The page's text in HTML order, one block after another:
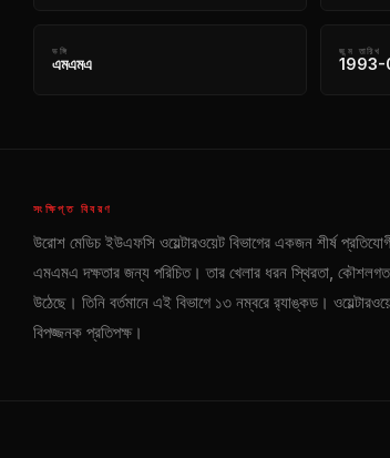
ভঙ্গি
এমএমএ
জন্ম তারিখ
সংক্ষিপ্ত বিবরণ
উরোশ মেডিচ ইউএফসি ওয়েল্টারওয়েট বিভাগের একজন শীর্ষ
এমএমএ দক্ষতার জন্য পরিচিত। তার খেলার ধরন স্থিরতা, কৌশলগত
উঠেছে। তিনি বর্তমানে এই বিভাগে ১৩ নম্বরে র‍্যাঙ্কড।
বিপজ্জনক প্রতিপক্ষ।